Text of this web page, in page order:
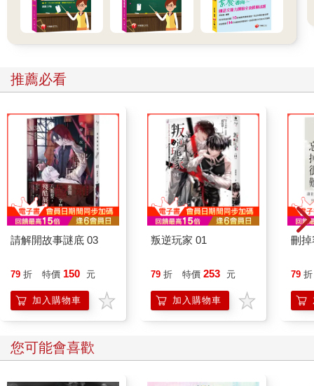
推薦必看
請解開故事謎底 03
79 折 特價 150 元
加入購物車
叛逆玩家 01
79 折 特價 253 元
加入購物車
刪
79 折
您可能會喜歡